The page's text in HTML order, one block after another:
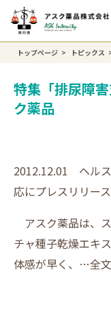
トップページ トピックス
特集「排尿障
ク薬品
2012.12.01 ヘル
応にプレスリリー
アスク薬品は、
チャ種子乾燥エキ
体感が早く、…全